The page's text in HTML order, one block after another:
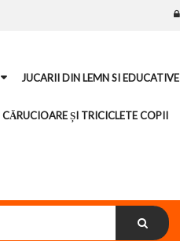
JUCARII DIN LEMN SI EDUCATIVE
CĂRUCIOARE ȘI TRICICLETE COPII